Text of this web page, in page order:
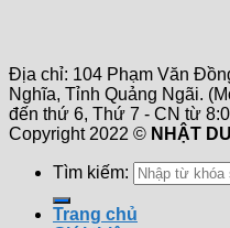
Địa chỉ: 104 Phạm Văn
Nghĩa, Tỉnh Quảng Ngãi.
đến thứ 6, Thứ 7 - CN từ
Copyright 2022 © NHẬT
Tìm kiếm:
Trang chủ